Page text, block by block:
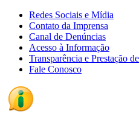
Redes Sociais e Mídia
Contato da Imprensa
Canal de Denúncias
Acesso à Informação
Transparência e Prestação
Fale Conosco